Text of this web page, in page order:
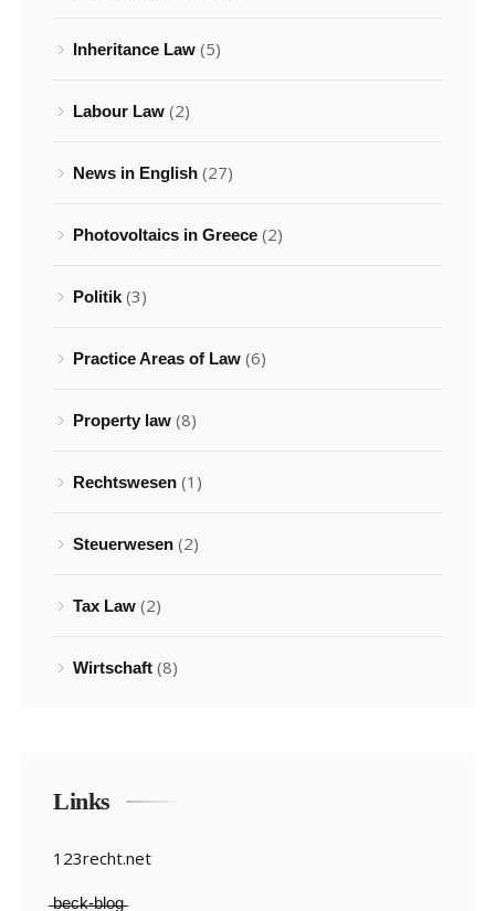
Inheritance Law (5)
Labour Law (2)
News in English (27)
Photovoltaics in Greece (2)
Politik(3)
Practice Areas of Law (6)
Property law (8)
Rechtswesen (1)
Steuerwesen (2)
Tax Law (2)
Wirtschaft (8)
Links
123recht.net
̶b̶e̶c̶k̶-̶b̶l̶o̶g̶